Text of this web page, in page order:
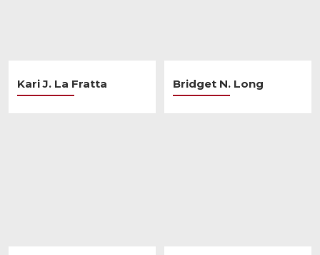
Kari J. La Fratta Bridget N. Long